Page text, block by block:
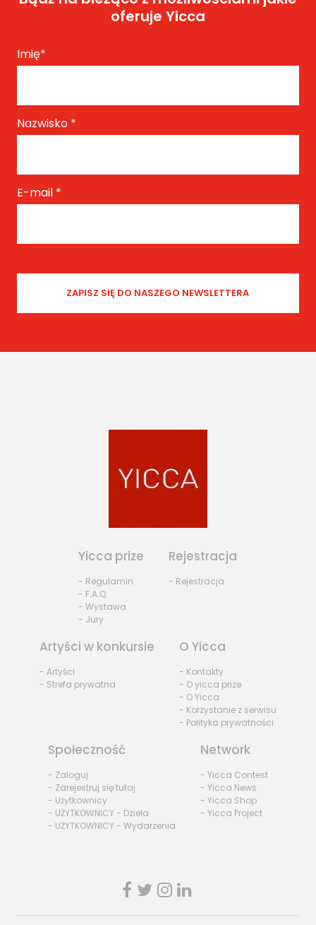
oferuje Yicca
Imię*
Nazwisko *
E-mail *
Yicca prize
- Regulamin
- F.A.Q.
- Wystawa
- Jury
Rejestracja
- Rejestracja
Artyści w konkursie
- Artyści
- Strefa prywatna
O Yicca
- Kontakty
- O yicca prize
- O Yicca
- Korzystanie z serwisu
- Polityka prywatności
Społeczność
- Zaloguj
- Zarejestruj się tutaj
- Użytkownicy
- UŻYTKOWNICY - Dzieła
- UŻYTKOWNICY - Wydarzenia
Network
- Yicca Contest
- Yicca News
- Yicca Shop
- Yicca Project